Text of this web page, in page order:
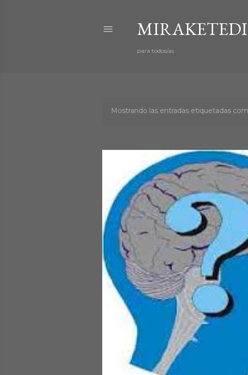
para todos/as
E
n
a
d
a
s
Mostrando las entradas etiquetadas